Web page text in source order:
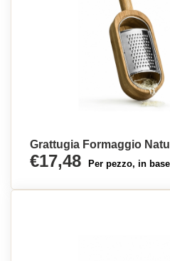
Grattugia Formaggio
€17,48 Per pezzo, in